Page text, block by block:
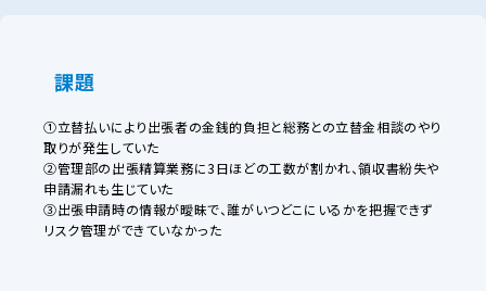
課題
①立替払いにより出張者の金銭的負担と総務との立替金相談のやり
取りが発生していた
②管理部の出張精算業務に3日ほどの工数が割かれ、領収書紛失や
申請漏れも生じていた
③出張申請時の情報が曖昧で、誰がいつどこにいるかを把握できず
リスク管理ができていなかった